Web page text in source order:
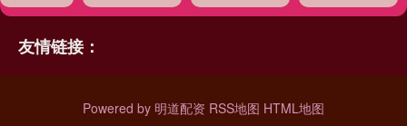
友情链接：
Powered by 明道配资 RSS地图 HTML地图